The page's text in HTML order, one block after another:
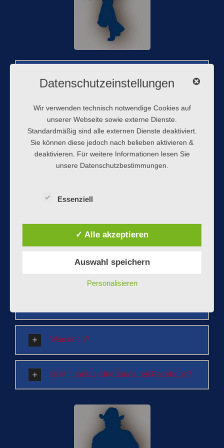
Brauche ich für Linedance eine(n)
Tanzpartner(in)?
Gibt es demnächst einen ganz neuen
Anfängerkurs?
Was kostet der Kurs?
Was muss ich zum Kurs mitbringen?
Was noch?
Ist Michaelas-Linedance bei Facebook?
Datenschutzeinstellungen
Wir verwenden technisch notwendige Cookies auf
unserer Webseite sowie externe Dienste.
Standardmäßig sind alle externen Dienste deaktiviert.
Sie können diese jedoch nach belieben aktivieren &
deaktivieren. Für weitere Informationen lesen Sie
unsere Datenschutzbestimmungen.
Essenziell
✓ Alle akzeptieren
Auswahl speichern
Personalisieren